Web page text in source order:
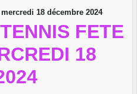
18 décembre 2024
FETE
18